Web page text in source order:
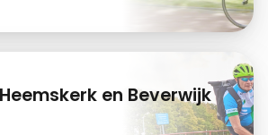
en Beverwijk